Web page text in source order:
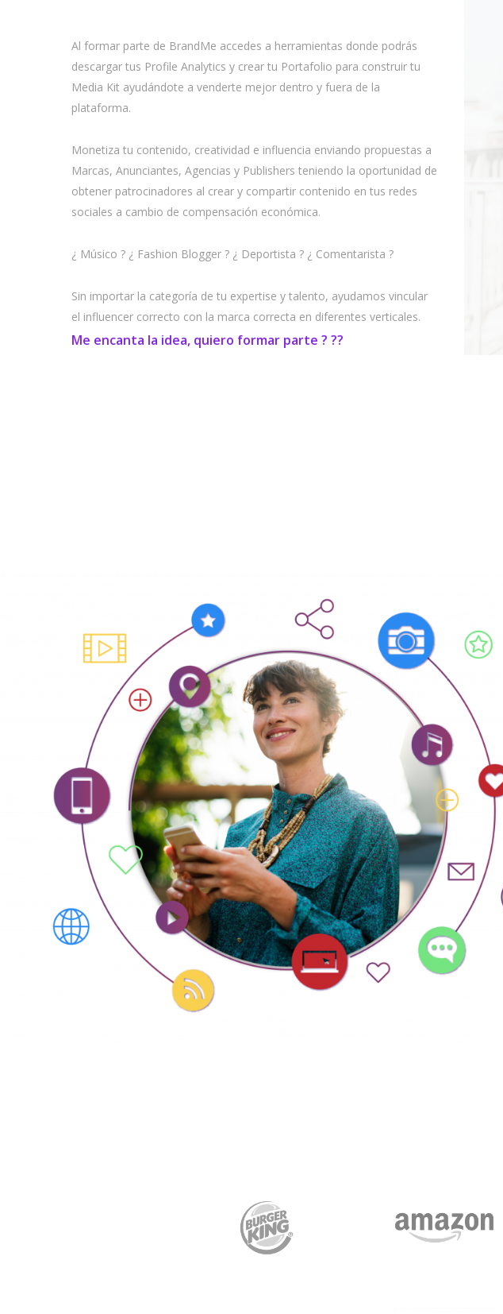
Al formar parte de BrandMe accedes a herramientas donde podrás
descargar tus Profile Analytics y crear tu Portafolio para construir tu
Media Kit ayudándote a venderte mejor dentro y fuera de la
plataforma.
Monetiza tu contenido, creatividad e influencia enviando propuestas a
Marcas, Anunciantes, Agencias y Publishers teniendo la oportunidad de
obtener patrocinadores al crear y compartir contenido en tus redes
sociales a cambio de compensación económica.
¿ Músico ? ¿ Fashion Blogger ? ¿ Deportista ? ¿ Comentarista ?
Sin importar la categoría de tu expertise y talento, ayudamos vincular
el influencer correcto con la marca correcta en diferentes verticales.
Me encanta la idea, quiero formar parte ? ??